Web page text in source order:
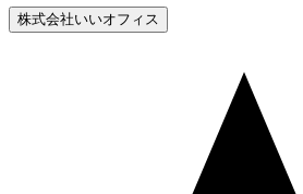
株式会社いいオフィス